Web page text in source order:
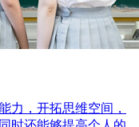
力，开拓思维空间，